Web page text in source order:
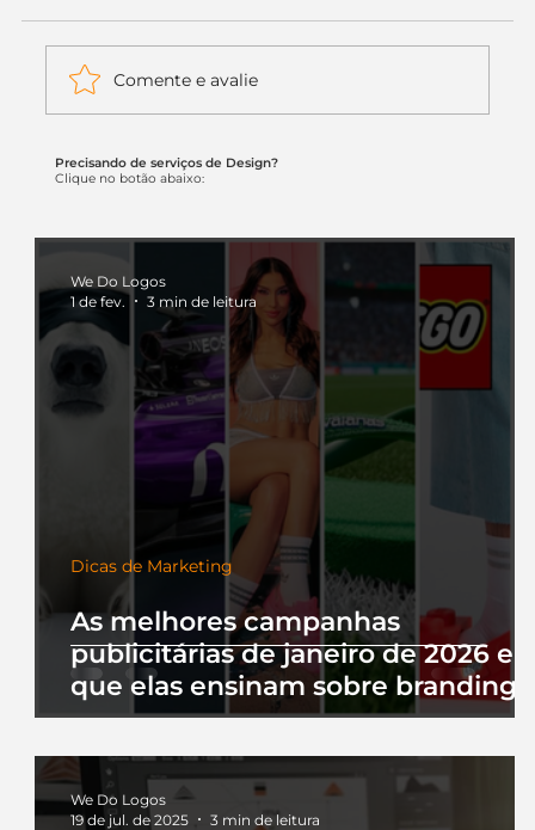
Precisando de serviços de Design?
Clique no botão abaixo:
As melhores campanhas
publicitárias de janeiro de 2026 e
que elas ensinam sobre branding
Dicas de Marketing
We Do Logos
1 de fev.
3 min de leitura
We Do Logos
19 de jul. de 2025
3 min de leitura
Cores, logos e emoção: como
Comente e avalie